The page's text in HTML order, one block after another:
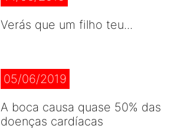
Verás que um filho teu...
05/06/2019
A boca causa quase 50% das
doenças cardíacas